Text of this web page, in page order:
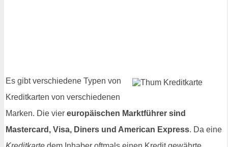
Es gibt verschiedene Typen von
Kreditkarten von verschiedenen
Marken. Die vier europäischen Marktführer sind
Mastercard, Visa, Diners und American Express. Da eine